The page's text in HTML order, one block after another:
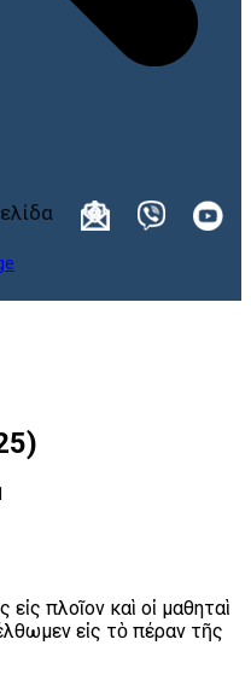
πλοῖον καὶ οἱ μαθηταὶ
εἰς τὸ πέραν τῆς